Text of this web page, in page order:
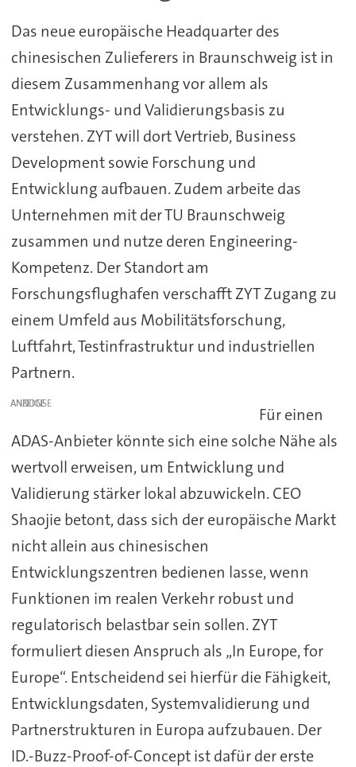
Das neue europäische Headquarter des
chinesischen Zulieferers in Braunschweig ist in
diesem Zusammenhang vor allem als
Entwicklungs- und Validierungsbasis zu
verstehen. ZYT will dort Vertrieb, Business
Development sowie Forschung und
Entwicklung aufbauen. Zudem arbeite das
Unternehmen mit der TU Braunschweig
zusammen und nutze deren Engineering-
Kompetenz. Der Standort am
Forschungsflughafen verschafft ZYT Zugang zu
einem Umfeld aus Mobilitätsforschung,
Luftfahrt, Testinfrastruktur und industriellen
Partnern.
ANZEIGE
Für einen
ADAS-Anbieter könnte sich eine solche Nähe als
wertvoll erweisen, um Entwicklung und
Validierung stärker lokal abzuwickeln. CEO
Shaojie betont, dass sich der europäische Markt
nicht allein aus chinesischen
Entwicklungszentren bedienen lasse, wenn
Funktionen im realen Verkehr robust und
regulatorisch belastbar sein sollen. ZYT
formuliert diesen Anspruch als „In Europe, for
Europe“. Entscheidend sei hierfür die Fähigkeit,
Entwicklungsdaten, Systemvalidierung und
Partnerstrukturen in Europa aufzubauen. Der
ID.-Buzz-Proof-of-Concept ist dafür der erste